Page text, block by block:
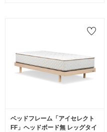
ベッドフレーム「アイセレクト
FF」ヘッドボード無 レッグタイ